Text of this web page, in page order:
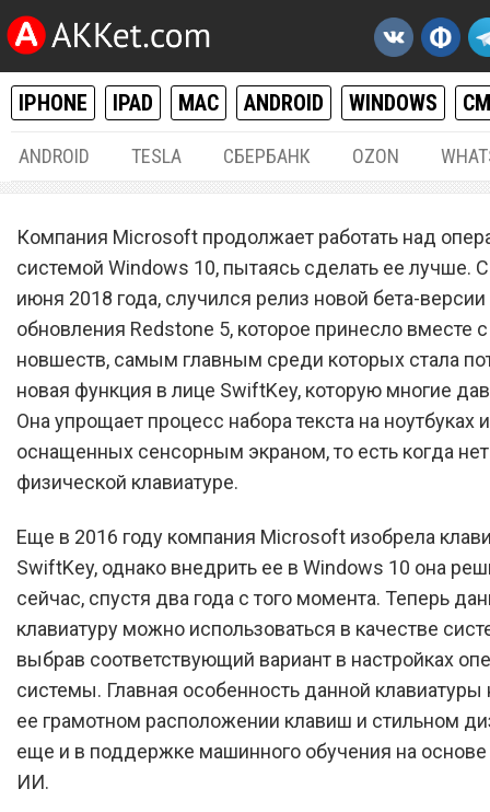
IPHONE IPAD MAC ANDROID WINDOWS
ANDROID TESLA СБЕРБАНК OZON
Windows 10 получила
потрясающую новую
клавиатуру, которую
ждали
Компания Microsoft продолжает работать над
системой Windows 10, пытаясь сделать ее лучше.
июня 2018 года, случился релиз новой бета-версии
обновления Redstone 5, которое принесло вместе
новшеств, самым главным среди которых стала
новая функция в лице SwiftKey, которую многие
Она упрощает процесс набора текста на ноутбуках
оснащенных сенсорным экраном, то есть когда
физической клавиатуре.
Еще в 2016 году компания Microsoft изобрела
SwiftKey, однако внедрить ее в Windows 10 она
сейчас, спустя два года с того момента. Теперь
клавиатуру можно использоваться в качестве
выбрав соответствующий вариант в настройках
системы. Главная особенность данной клавиатуры
ее грамотном расположении клавиш и стильном
еще и в поддержке машинного обучения на основе
ИИ.